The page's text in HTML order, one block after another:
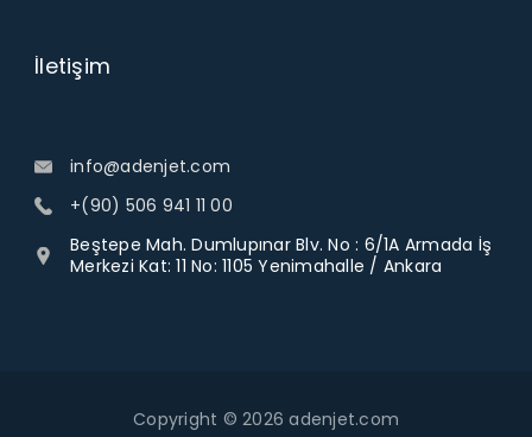
İletişim
info@adenjet.com
+(90) 506 941 11 00
Beştepe Mah. Dumlupınar Blv. No : 6/1A Armada İş
Merkezi Kat: 11 No: 1105 Yenimahalle / Ankara
Copyright © 2026 adenjet.com